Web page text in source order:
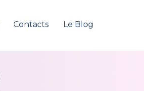
Contacts Le Blog